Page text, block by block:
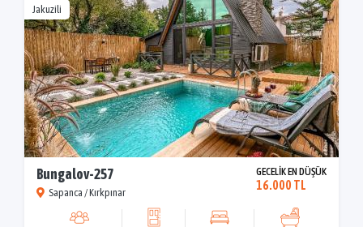
Jakuzili
Bungalov-257
Sapanca / Kırkpınar
GECELİK EN DÜŞÜK
16.000 TL